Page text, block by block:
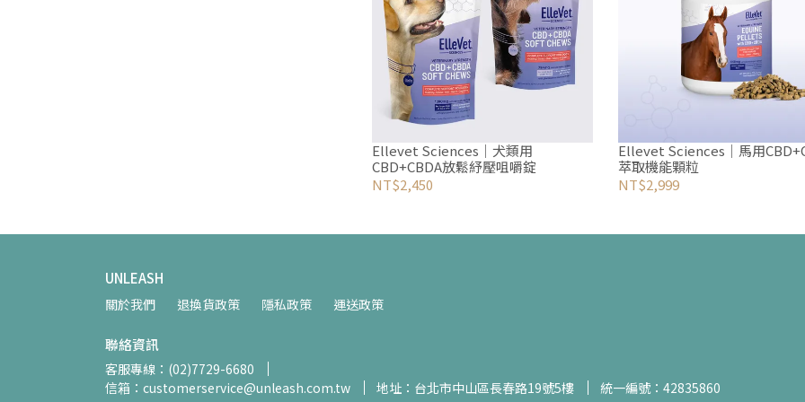
Ellevet Sciences｜犬類用
CBD+CBDA放鬆紓壓咀嚼錠
NT$2,450
Ellevet Sciences｜馬用
萃取機能顆粒
NT$2,999
UNLEASH
關於我們 退換貨政策 隱私政策 運送政策
聯絡資訊
客服專線：(02)7729-6680
信箱：customerservice@unleash.com.tw
地址：台北市中山區長春路19號5樓 統一編號：42835860